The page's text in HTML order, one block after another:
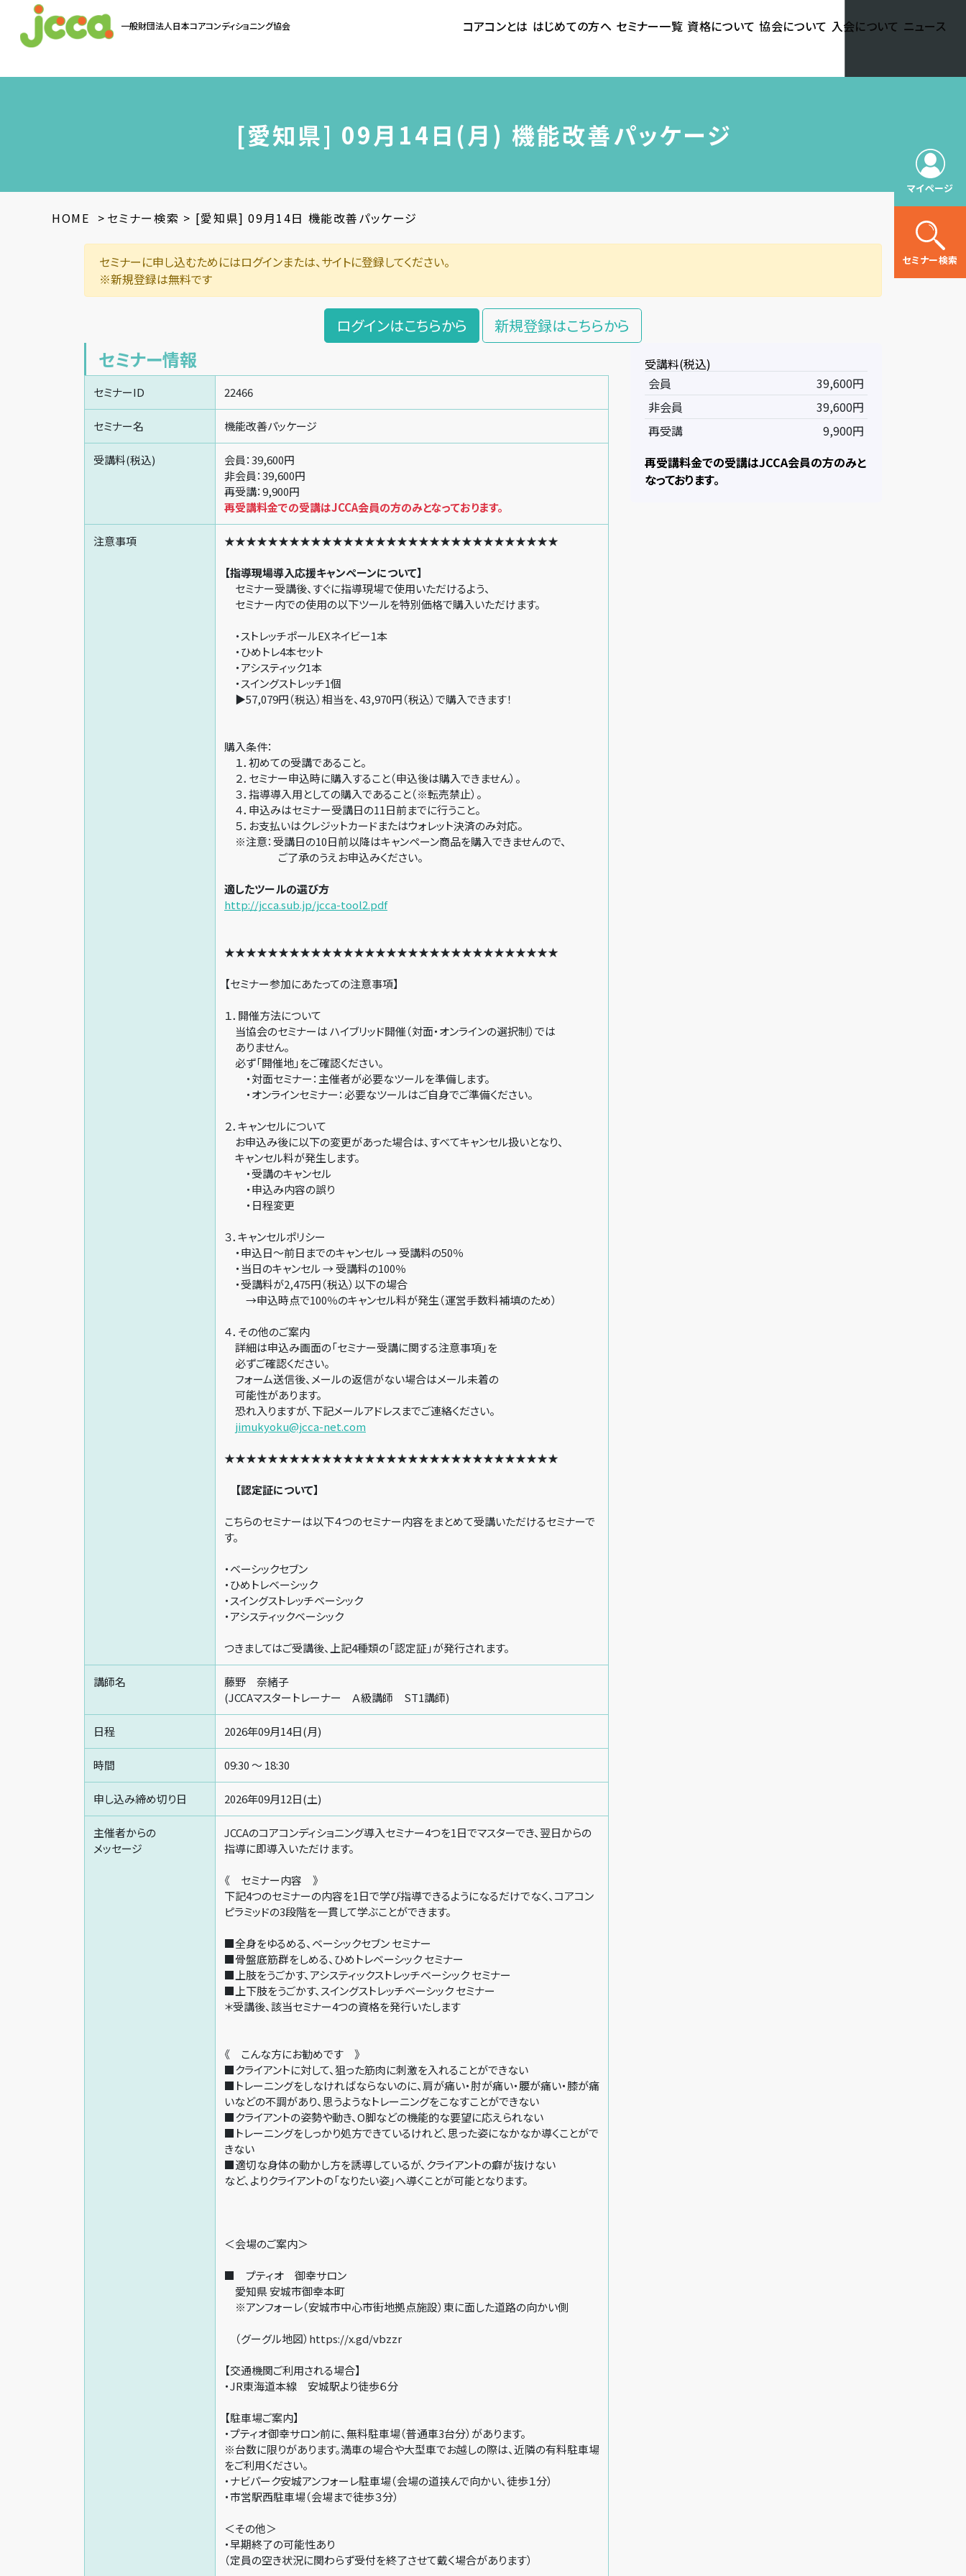
一般財団法人日本コアコンディショニング協会 コアコンとは はじめての方へ セミナー一覧 資格について 協会について 入会について ニュース
[愛知県] 09月14日(月) 機能改善パッケージ
HOME > セミナー検索 > [愛知県] 09月14日 機能改善パッケージ
セミナーに申し込むためにはログインまたは、サイトに登録してください。
※新規登録は無料です
ログインはこちらから 新規登録はこちらから
セミナー情報
セミナーID 22466
セミナー名 機能改善パッケージ
受講料(税込)
会員：39,600円
非会員：39,600円
再受講：9,900円
再受講料金での受講はJCCA会員の方のみとなっております。
注意事項 ★★★★★★★★★★★★★★★★★★★★★★★★★★★★★★★
【指導現場導入応援キャンペーンについて】
セミナー受講後、すぐに指導現場で使用いただけるよう、
セミナー内での使用の以下ツールを特別価格で購入いただけます。
・ストレッチポールEXネイビー1本
・ひめトレ4本セット
・アシスティック1本
・スイングストレッチ1個
▶57,079円（税込）相当を、43,970円（税込）で購入できます！
購入条件：
１．初めての受講であること。
２．セミナー申込時に購入すること（申込後は購入できません）。
３．指導導入用としての購入であること（※転売禁止）。
４．申込みはセミナー受講日の11日前までに行うこと。
５．お支払いはクレジットカードまたはウォレット決済のみ対応。
※注意：受講日の10日前以降はキャンペーン商品を購入できませんので、
ご了承のうえお申込みください。
適したツールの選び方
http://jcca.sub.jp/jcca-tool2.pdf
★★★★★★★★★★★★★★★★★★★★★★★★★★★★★★★
【セミナー参加にあたっての注意事項】
１．開催方法について
当協会のセミナーは ハイブリッド開催（対面・オンラインの選択制）では
ありません。
必ず「開催地」をご確認ください。
・対面セミナー：主催者が必要なツールを準備します。
・オンラインセミナー：必要なツールはご自身でご準備ください。
２．キャンセルについて
お申込み後に以下の変更があった場合は、すべてキャンセル扱いとなり、
キャンセル料が発生します。
・受講のキャンセル
・申込み内容の誤り
・日程変更
３．キャンセルポリシー
・申込日～前日までのキャンセル → 受講料の50％
・当日のキャンセル → 受講料の100％
・受講料が2,475円（税込）以下の場合
→申込時点で100％のキャンセル料が発生（運営手数料補填のため）
４．その他のご案内
詳細は申込み画面の「セミナー受講に関する注意事項」を
必ずご確認ください。
フォーム送信後、メールの返信がない場合はメール未着の
可能性があります。
恐れ入りますが、下記メールアドレスまでご連絡ください。
jimukyoku@jcca-net.com
★★★★★★★★★★★★★★★★★★★★★★★★★★★★★★★
【認定証について】
こちらのセミナーは以下４つのセミナー内容をまとめて受講いただけるセミナーで
す。
・ベーシックセブン
・ひめトレベーシック
・スイングストレッチベーシック
・アシスティックベーシック
つきましてはご受講後、上記4種類の「認定証」が発行されます。
講師名
藤野 奈緒子
(JCCAマスタートレーナー Ａ級講師 ST1講師)
日程 2026年09月14日(月)
時間 09:30 〜 18:30
申し込み締め切り日 2026年09月12日(土)
主催者からの
メッセージ
JCCAのコアコンディショニング導入セミナー4つを1日でマスターでき、翌日からの
指導に即導入いただけます。
《 セミナー内容 》
下記4つのセミナーの内容を1日で学び指導できるようになるだけでなく、コアコン
ピラミッドの3段階を一貫して学ぶことができます。
■全身をゆるめる、ベーシックセブン セミナー
■骨盤底筋群をしめる、ひめトレベーシック セミナー
■上肢をうごかす、アシスティックストレッチベーシック セミナー
■上下肢をうごかす、スイングストレッチベーシック セミナー
＊受講後、該当セミナー4つの資格を発行いたします
《 こんな方にお勧めです 》
■クライアントに対して、狙った筋肉に刺激を入れることができない
■トレーニングをしなければならないのに、肩が痛い・肘が痛い・腰が痛い・膝が痛
いなどの不調があり、思うようなトレーニングをこなすことができない
■クライアントの姿勢や動き、O脚などの機能的な要望に応えられない
■トレーニングをしっかり処方できているけれど、思った姿になかなか導くことがで
きない
■適切な身体の動かし方を誘導しているが、クライアントの癖が抜けない
など、よりクライアントの「なりたい姿」へ導くことが可能となります。
＜会場のご案内＞
■ プティオ 御幸サロン
愛知県 安城市御幸本町
※アンフォーレ（安城市中心市街地拠点施設）東に面した道路の向かい側
（グーグル地図）https://x.gd/vbzzr
【交通機関ご利用される場合】
・JR東海道本線 安城駅より徒歩６分
【駐車場ご案内】
・プティオ御幸サロン前に、無料駐車場（普通車3台分）があります。
※台数に限りがあります。満車の場合や大型車でお越しの際は、近隣の有料駐車場
をご利用ください。
・ナビパーク安城アンフォーレ駐車場（会場の道挟んで向かい、徒歩１分）
・市営駅西駐車場（会場まで徒歩３分）
＜その他＞
・早期終了の可能性あり
（定員の空き状況に関わらず受付を終了させて戴く場合があります）
受講料(税込)
会員
39,600円
非会員
39,600円
再受講
9,900円
再受講料金での受講はJCCA会員の方のみと
なっております。
マイページ
セミナー検索